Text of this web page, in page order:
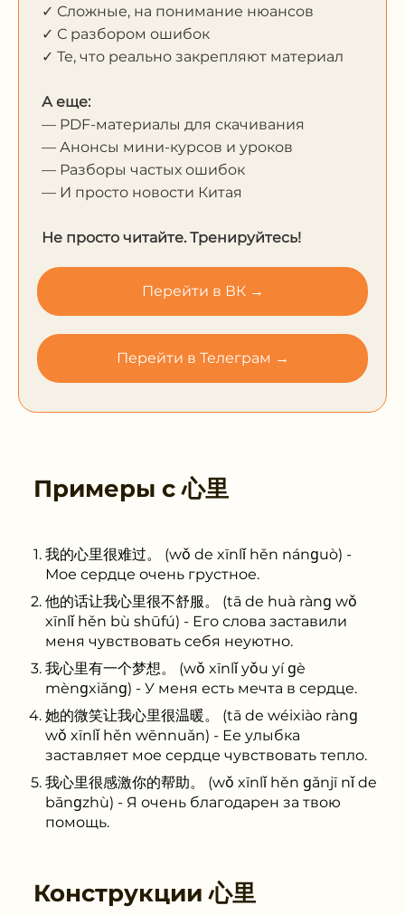
✓ Сложные, на понимание нюансов
✓ С разбором ошибок
✓ Те, что реально закрепляют материал
А еще:
— PDF-материалы для скачивания
— Анонсы мини-курсов и уроков
— Разборы частых ошибок
— И просто новости Китая
Не просто читайте. Тренируйтесь!
Перейти в ВК →
Перейти в Телеграм →
Примеры с心里
我的心里很难过。 (wǒ de xīnlǐ hěn nánɡuò) -
Мое сердце очень грустное.
他的话让我心里很不舒服。 (tā de huà rànɡ wǒ
xīnlǐ hěn bù shūfú) - Его слова заставили
меня чувствовать себя неуютно.
我心里有一个梦想。 (wǒ xīnlǐ yǒu yí ɡè
mènɡxiǎnɡ) - У меня есть мечта в сердце.
她的微笑让我心里很温暖。 (tā de wéixiào rànɡ
wǒ xīnlǐ hěn wēnnuǎn) - Ее улыбка
заставляет мое сердце чувствовать тепло.
我心里很感激你的帮助。 (wǒ xīnlǐ hěn ɡǎnjī nǐ de
bānɡzhù) - Я очень благодарен за твою
помощь.
Конструкции心里